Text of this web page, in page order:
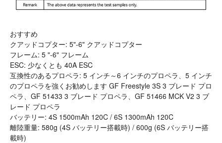
おすすめ
クアッドコプター: 5"-6" クアッドコプター
フレーム: 5 "-6" フレーム
ESC: 少なくとも 40A ESC
互換性のあるプロペラ: 5 インチ～6 インチのプロペラ、5 インチ
のプロペラを強くお勧めします GF Freestyle 3S 3 ブレード プロ
ペラ、GF 51433 3 ブレード プロペラ、GF 51466 MCK V2 3 ブ
レード プロペラ
バッテリー: 4S 1500mAh 120C / 6S 1300mAh 120C
離陸重量: 580g (4S バッテリー搭載時) / 600g (6S バッテリー搭
載時)